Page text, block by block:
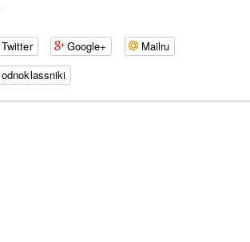
Twitter Google+
Mailru
odnoklassniki